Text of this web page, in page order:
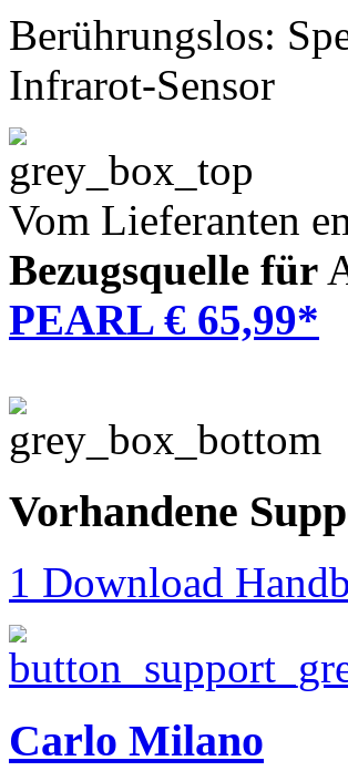
Berührungslos:
Infrarot-Sensor
Vom Lieferanten
Bezugsquelle für
PEARL € 65,99*
Vorhandene
1 Download
Carlo Milano